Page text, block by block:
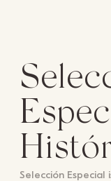
Selección